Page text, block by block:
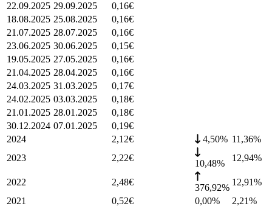
22.09.2025 29.09.2025 0,16€
18.08.2025 25.08.2025 0,16€
21.07.2025 28.07.2025 0,16€
23.06.2025 30.06.2025 0,15€
19.05.2025 27.05.2025 0,16€
21.04.2025 28.04.2025 0,16€
24.03.2025 31.03.2025 0,17€
24.02.2025 03.03.2025 0,18€
21.01.2025 28.01.2025 0,18€
30.12.2024 07.01.2025 0,19€
2024
2,12€ 4,50% 11,36%
2023
2,22€
10,48%
12,94%
2022 2,48€
376,92%
12,91%
2021
0,52€ 0,00% 2,21%